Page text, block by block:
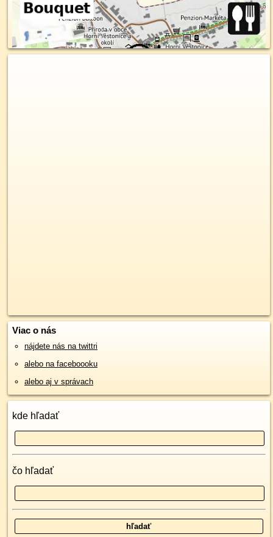
Viac o nás
nájdete nás na twittri
alebo na faceboooku
alebo aj v správach
kde hľadať
čo hľadať